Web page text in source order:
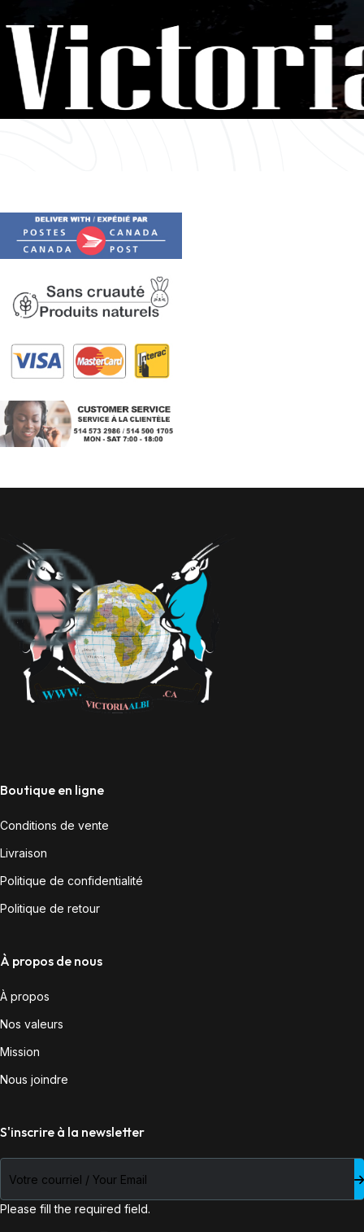
Boutique en ligne
Conditions de vente
Livraison
Politique de confidentialité
Politique de retour
À propos de nous
À propos
Nos valeurs
Mission
Nous joindre
S'inscrire à la newsletter
Please fill the required field.